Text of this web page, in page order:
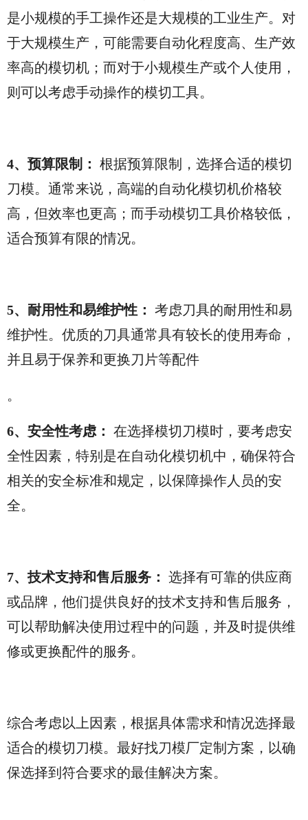
是小规模的手工操作还是大规模的工业生产。对
于大规模生产，可能需要自动化程度高、生产效
率高的模切机；而对于小规模生产或个人使用，
则可以考虑手动操作的模切工具。
4、预算限制： 根据预算限制，选择合适的模切
刀模。通常来说，高端的自动化模切机价格较
高，但效率也更高；而手动模切工具价格较低，
适合预算有限的情况。
5、耐用性和易维护性： 考虑刀具的耐用性和易
维护性。优质的刀具通常具有较长的使用寿命，
并且易于保养和更换刀片等配件
。
6、安全性考虑： 在选择模切刀模时，要考虑安
全性因素，特别是在自动化模切机中，确保符合
相关的安全标准和规定，以保障操作人员的安
全。
7、技术支持和售后服务： 选择有可靠的供应商
或品牌，他们提供良好的技术支持和售后服务，
可以帮助解决使用过程中的问题，并及时提供维
修或更换配件的服务。
综合考虑以上因素，根据具体需求和情况选择最
适合的模切刀模。最好找刀模厂定制方案，以确
保选择到符合要求的最佳解决方案。